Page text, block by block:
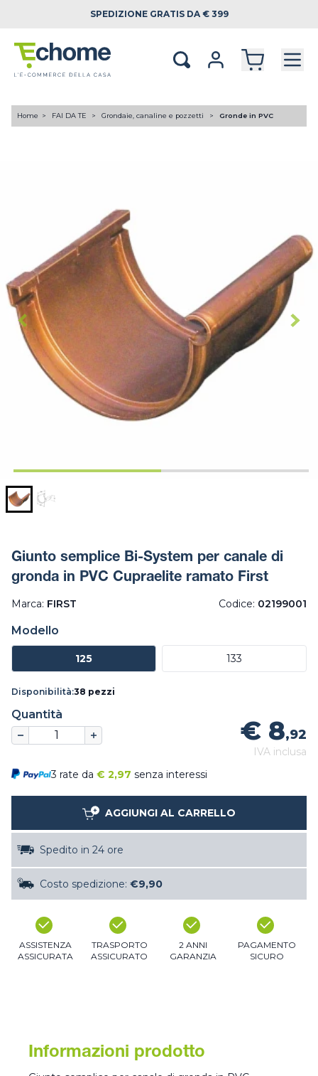
SPEDIZIONE GRATIS DA € 399
Home FAI DA TE Grondaie, canaline e pozzetti Gronde in PVC
Giunto semplice Bi-System per canale di
gronda in PVC Cupraelite ramato First
Marca: FIRST Codice: 02199001
Modello
125 133
Disponibilità:38 pezzi
Quantità
€ 8,92
IVA inclusa
3 rate da € 2,97 senza interessi
AGGIUNGI AL CARRELLO
Spedito in 24 ore
Costo spedizione: €9,90
ASSISTENZA
ASSICURATA
TRASPORTO
ASSICURATO
2 ANNI
GARANZIA
PAGAMENTO
SICURO
Informazioni prodotto